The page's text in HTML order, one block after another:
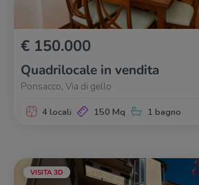
€ 150.000
Quadrilocale in vendita
Ponsacco, Via di gello
4 locali 150 Mq 1 bagno
VISITA 3D